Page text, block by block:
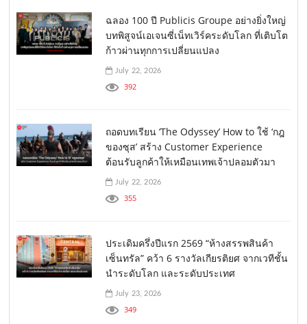
ฉลอง 100 ปี Publicis Groupe อย่างยิ่งใหญ่
บทพิสูจน์เอเจนซี่เน็ทเวิร์คระดับโลก ที่เติบโต
ก้าวผ่านทุกการเปลี่ยนแปลง
July 22, 2026
392
ถอดบทเรียน ‘The Odyssey’ How to ใช้ ‘กฎ
ของซุส’ สร้าง Customer Experience
ต้อนรับลูกค้าให้เหมือนเทพเจ้าปลอมตัวมา
July 22, 2026
355
ประเดิมครึ่งปีแรก 2569 “ห้างสรรพสินค้า
เซ็นทรัล” คว้า 6 รางวัลเกียรติยศ จากเวทีชั้น
นำระดับโลก และระดับประเทศ
July 23, 2026
349